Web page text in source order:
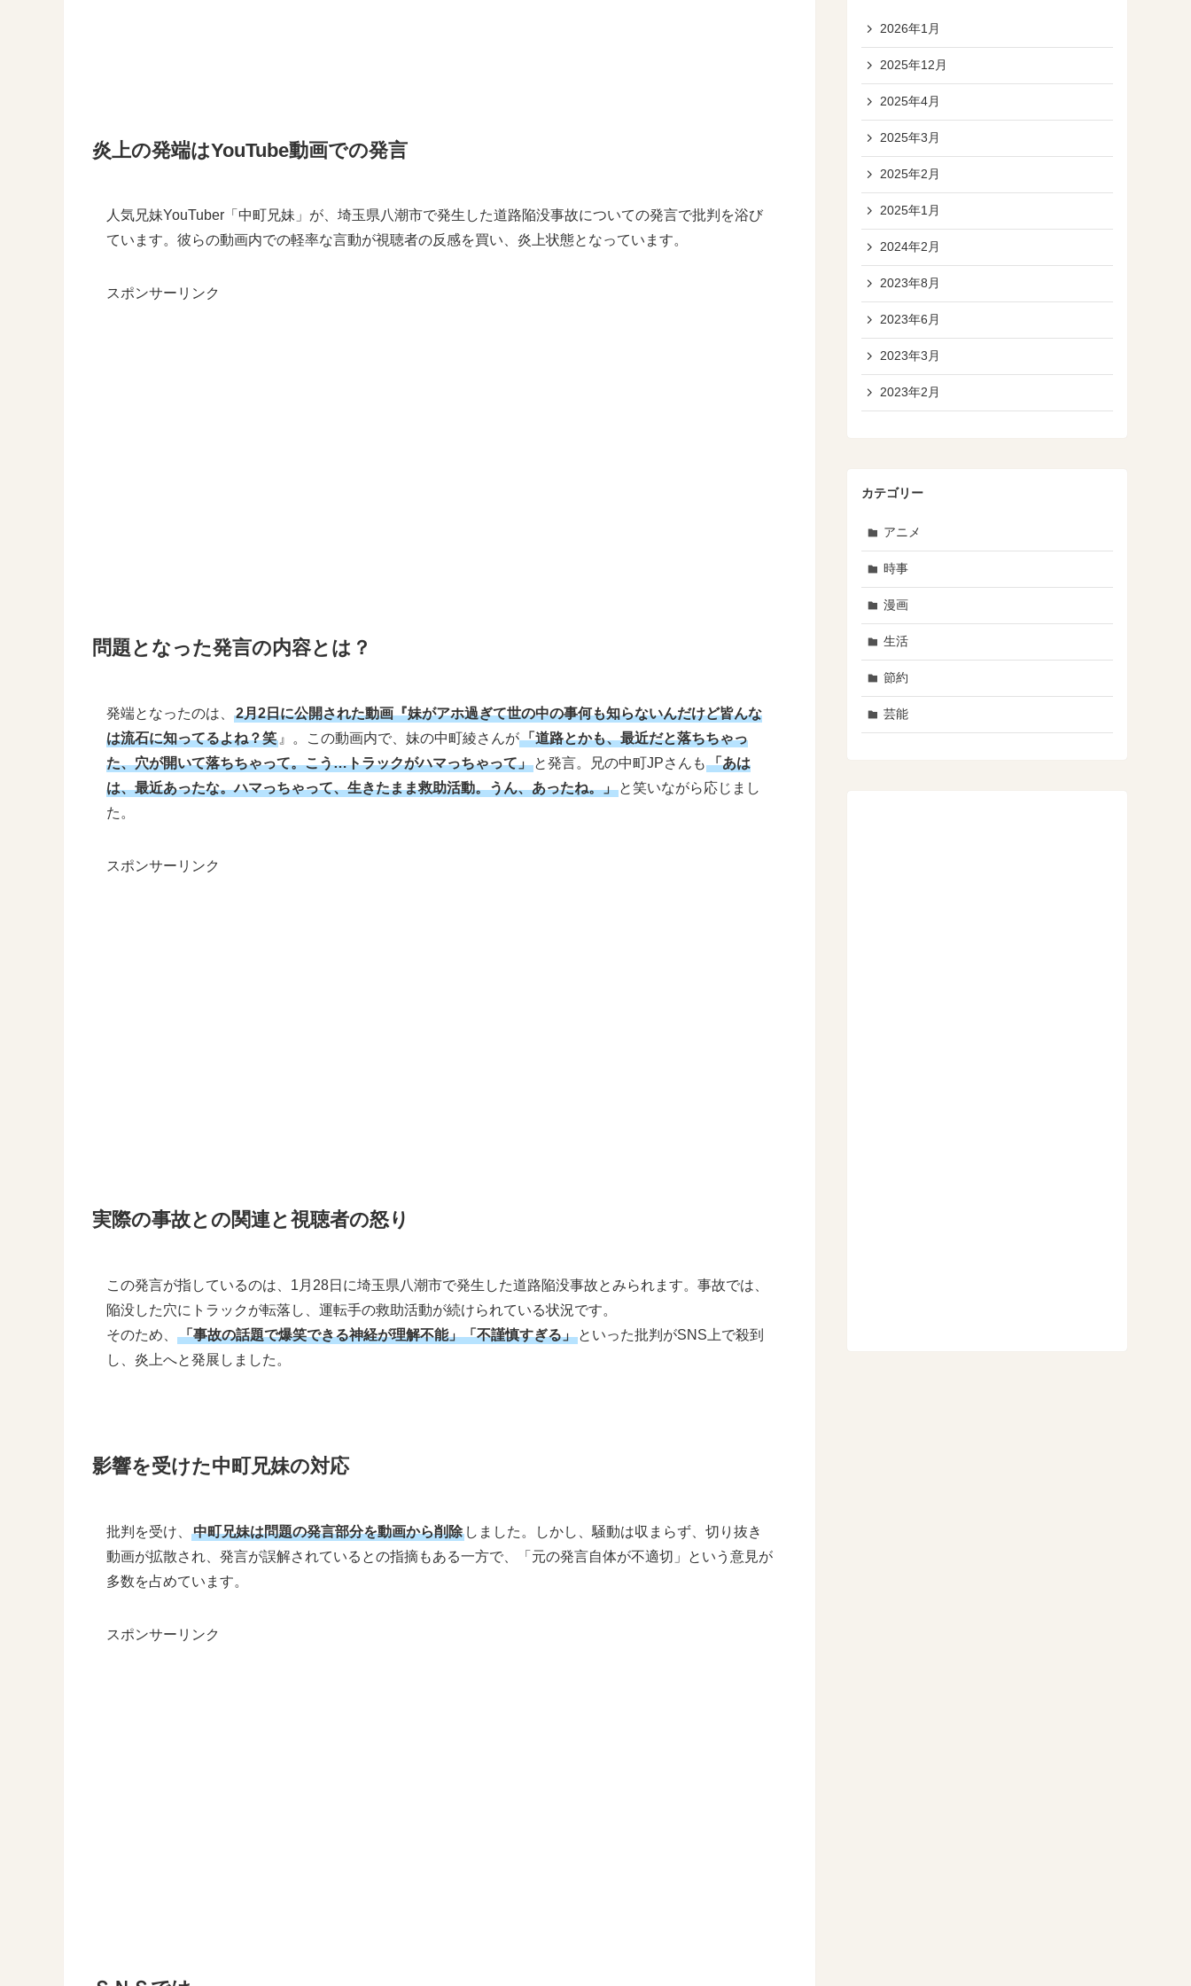
炎上の発端はYouTube動画での発言
人気兄妹YouTuber「中町兄妹」が、埼玉県八潮市で発生した道路陥没事故についての発言で批判を浴び
ています。彼らの動画内での軽率な言動が視聴者の反感を買い、炎上状態となっています。
スポンサーリンク
問題となった発言の内容とは？
発端となったのは、
2月2日に公開された動画『妹がアホ過ぎて世の中の事何も知らないんだけど皆んな
は流石に知ってるよね？笑 』。この動画内で、妹の中町綾さんが「道路とかも、最近だと落ちちゃっ
た、穴が開いて落ちちゃって。こう…トラックがハマっちゃって」 と発言。兄の中町JPさんも 「あは
は、最近あったな。ハマっちゃって、生きたまま救助活動。うん、あったね。」 と笑いながら応じまし
た。
スポンサーリンク
実際の事故との関連と視聴者の怒り
この発言が指しているのは、1月28日に埼玉県八潮市で発生した道路陥没事故とみられます。事故では、
陥没した穴にトラックが転落し、運転手の救助活動が続けられている状況です。
そのため、
「事故の話題で爆笑できる神経が理解不能」「不謹慎すぎる」 といった批判がSNS上で殺到
し、炎上へと発展しました。
影響を受けた中町兄妹の対応
批判を受け、 中町兄妹は問題の発言部分を動画から削除 しました。しかし、騒動は収まらず、切り抜き
動画が拡散され、発言が誤解されているとの指摘もある一方で、「元の発言自体が不適切」という意見が
多数を占めています。
スポンサーリンク
2026年1月
2025年12月
2025年4月
2025年3月
2025年2月
2025年1月
2024年2月
2023年8月
2023年6月
2023年3月
2023年2月
カテゴリー
アニメ
時事
漫画
生活
節約
芸能